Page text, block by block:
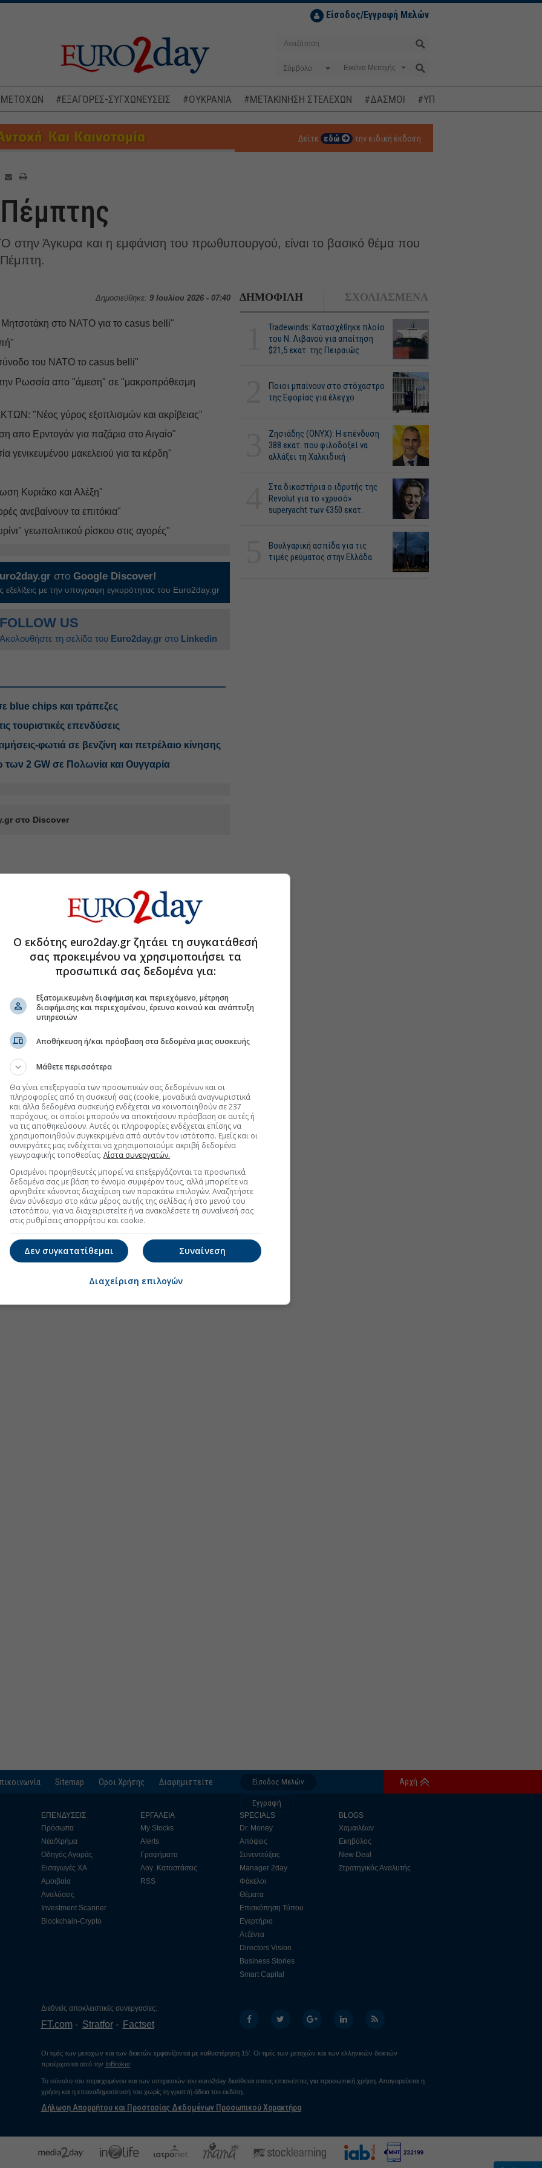
Είσοδος/Εγγραφή Μελών
Σύμβολο
ΜΕΤΟΧΩΝ #ΕΞΑΓΟΡΕΣ-ΣΥΓΧΩΝΕΥΣΕΙΣ #ΟΥΚΡΑΝΙΑ #ΜΕΤΑΚΙΝΗΣΗ ΣΤΕΛΕΧΩΝ #ΔΑΣΜΟΙ #ΥΠΟΚΛΟΠΕΣ
Δείτε εδώ την ειδική έκδοση
Άγκυρα και η εμφάνιση του πρωθυπουργού, είναι το βασικό θέμα που
Δημοσιεύθηκε: 9 Ιουλίου 2026 - 07:40
στο ΝΑΤΟ για το casus belli"
του ΝΑΤΟ το casus belli"
Ρωσσία απο "άμεση" σε "μακροπρόθεσμη
"Νέος γύρος εξοπλισμών και ακρίβειας"
Ερντογάν για παζάρια στο Αιγαίο"
μακελειού για τα κέρδη"
Κυριάκο και Αλέξη"
ανεβαίνουν τα επιτόκια"
γεωπολιτικού ρίσκου στις αγορές"
στοGoogle Discover!
εξελίξεις με την υπογραφη εγκυρότητας του Euro2day.gr
FOLLOW US
Ακολουθήστε τη σελίδα του Euro2day.gr στο Linkedin
blue chips και τράπεζες
τουριστικές επενδύσεις
φωτιά σε βενζίνη και πετρέλαιο κίνησης
2 GW σε Πολωνία και Ουγγαρία
στο Discover
ΔΗΜΟΦΙΛΗ ΣΧΟΛΙΑΣΜΕΝΑ
Tradewinds: Κατασχέθηκε πλοίο
του Ν. Λιβανού για απαίτηση
$21,5 εκατ. της Πειραιώς
Ποιοι μπαίνουν στο στόχαστρο
της Εφορίας για έλεγχο
Ζησιάδης (ONYX): Η επένδυση
388 εκατ. που φιλοδοξεί να
αλλάξει τη Χαλκιδική
Στα δικαστήρια ο ιδρυτής της
Revolut για το «χρυσό»
superyacht των €350 εκατ.
Βουλγαρική ασπίδα για τις
τιμές ρεύματος στην Ελλάδα
Sitemap Οροι Χρήσης Διαφημιστείτε Είσοδος Μελών
Εγγραφή
Αρχή
ΕΠΕΝΔΥΣΕΙΣ
Πρόσωπα
Νέα/Χρήμα
Οδηγός Αγοράς
Εισαγωγές ΧΑ
Αμοιβαία
Αναλύσεις
Investment Scanner
Blockchain-Crypto
ΕΡΓΑΛΕΙΑ
My Stocks
Alerts
Γραφήματα
Λογ. Καταστάσεις
RSS
SPECIALS
Dr. Money
Απόψεις
Συνεντεύξεις
Manager 2day
Φάκελοι
Θέματα
Επισκόπηση Τύπου
Εγερτήριο
Ατζέντα
Directors Vision
Business Stories
Smart Capital
BLOGS
Χαμαιλέων
Εκηβόλος
New Deal
Στρατηγικός Αναλυτής
Διεθνείς αποκλειστικές συνεργασίες:
FT.com Stratfor Factset
Οι τιμές των μετοχών και των δεικτών εμφανίζονται με καθυστέρηση 15’. Οι τιμές των μετοχών και των ελληνικών δεικτών
προέρχονται από την InBroker
Το σύνολο του περιεχομένου και των υπηρεσιών του euro2day διατίθεται στους επισκέπτες για προσωπική χρήση. Απαγορεύεται η
χρήση και η επαναδημοσίευσή του χωρίς τη γραπτή άδεια του εκδότη.
Δήλωση Απορρήτου και Προστασίας Δεδομένων Προσωπικού Χαρακτήρα
Ο εκδότης euro2day.gr ζητάει τη συγκατάθεσή
σας προκειμένου να χρησιμοποιήσει τα
προσωπικά σας δεδομένα για:
Εξατομικευμένη διαφήμιση και περιεχόμενο, μέτρηση
διαφήμισης και περιεχομένου, έρευνα κοινού και ανάπτυξη
υπηρεσιών
Αποθήκευση ή/και πρόσβαση στα δεδομένα μιας συσκευής
Μάθετε περισσότερα
Θα γίνει επεξεργασία των προσωπικών σας δεδομένων και οι
πληροφορίες από τη συσκευή σας (cookie, μοναδικά αναγνωριστικά
και άλλα δεδομένα συσκευής) ενδέχεται να κοινοποιηθούν σε 237
παρόχους, οι οποίοι μπορούν να αποκτήσουν πρόσβαση σε αυτές ή
να τις αποθηκεύσουν. Αυτές οι πληροφορίες ενδέχεται επίσης να
χρησιμοποιηθούν συγκεκριμένα από αυτόν τον ιστότοπο. Εμείς και οι
συνεργάτες μας ενδέχεται να χρησιμοποιούμε ακριβή δεδομένα
γεωγραφικής τοποθεσίας. Λίστα συνεργατών.
Ορισμένοι προμηθευτές μπορεί να επεξεργάζονται τα προσωπικά
δεδομένα σας με βάση το έννομο συμφέρον τους, αλλά μπορείτε να
αρνηθείτε κάνοντας διαχείριση των παρακάτω επιλογών. Αναζητήστε
έναν σύνδεσμο στο κάτω μέρος αυτής της σελίδας ή στο μενού του
ιστοτόπου, για να διαχειριστείτε ή να ανακαλέσετε τη συναίνεσή σας
στις ρυθμίσεις απορρήτου και cookie.
Συναίνεση
Δεν συγκατατίθεμαι
Διαχείριση επιλογών